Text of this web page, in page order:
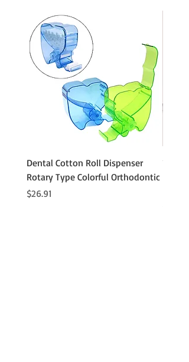
Dental Cotton Roll Dispenser
Rotary Type Colorful Orthodontic
価格
$26.91